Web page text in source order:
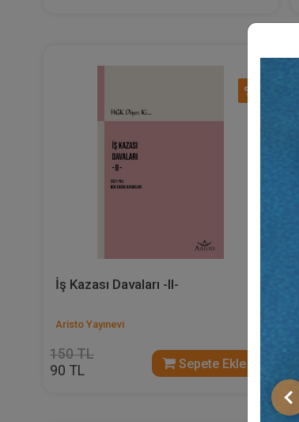
%40
İş Kazası Davaları -II-
Aristo Yayınevi
150 TL
90 TL Sepete Ekle